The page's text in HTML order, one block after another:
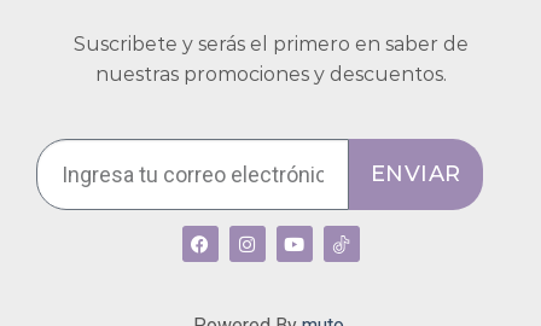
Suscribete y serás el primero en saber de
nuestras promociones y descuentos.
ENVIAR